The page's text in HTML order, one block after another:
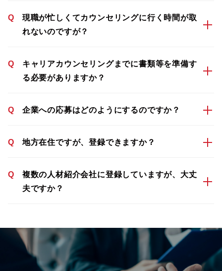
Q
現職が忙しくてカウンセリングに行く時間が取
れないのですが？
Q
キャリアカウンセリングまでに書類等を準備す
る必要がありますか？
Q 企業への応募はどのようにするのですか？
Q 地方在住ですが、登録できますか？
Q
複数の人材紹介会社に登録していますが、大丈
夫ですか？